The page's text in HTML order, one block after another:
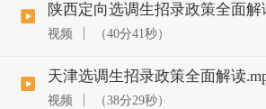
陕西定向选调生招录政策全面解
视频 （40分41秒）
天津选调生招录政策全面解读
视频 （38分29秒）